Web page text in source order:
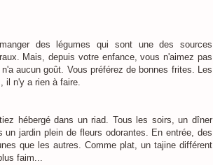
des légumes qui sont une des sources
Mais, depuis votre enfance, vous n'aimez pas
aucun goût. Vous préférez de bonnes frites. Les
il n'y a rien à faire.
hébergé dans un riad. Tous les soirs, un dîner
jardin plein de fleurs odorantes. En entrée, des
que les autres. Comme plat, un tajine différent
faim...